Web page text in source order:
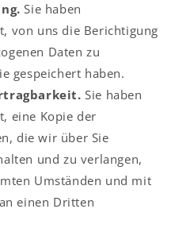
Sie haben
von uns die Berichtigung
Daten zu
gespeichert haben.
Sie haben
eine Kopie der
die wir über Sie
und zu verlangen,
Umständen und mit
einen Dritten